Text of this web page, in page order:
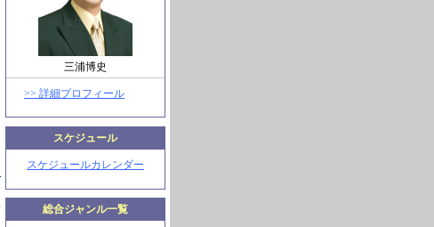
三浦博史
>> 詳細プロフィール
スケジュール
スケジュールカレンダー
総合ジャンル一覧